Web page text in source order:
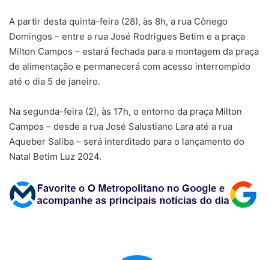
A partir desta quinta-feira (28), às 8h, a rua Cônego
Domingos – entre a rua José Rodrigues Betim e a praça
Milton Campos – estará fechada para a montagem da praça
de alimentação e permanecerá com acesso interrompido
até o dia 5 de janeiro.
Na segunda-feira (2), às 17h, o entorno da praça Milton
Campos – desde a rua José Salustiano Lara até a rua
Aqueber Saliba – será interditado para o lançamento do
Natal Betim Luz 2024.